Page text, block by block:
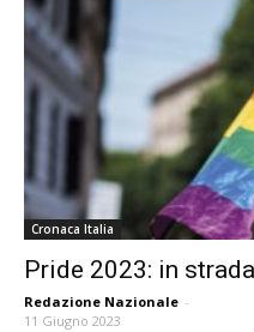
Cronaca Italia
Pride 2023: in
Redazione Nazionale -
11 Giugno 2023